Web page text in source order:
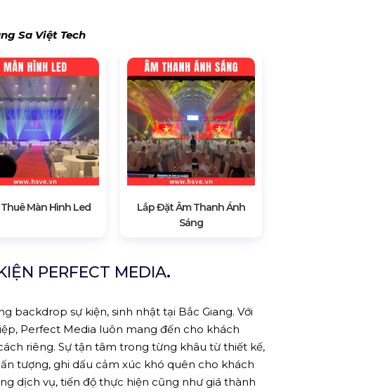
Sa Việt Tech
Màn Hình Led
Lắp Đặt Âm Thanh Ánh
Sáng
PERFECT MEDIA.
backdrop sự kiện, sinh nhật tại Bắc Giang. Với
Perfect Media luôn mang đến cho khách
riêng. Sự tận tâm trong từng khâu từ thiết kế,
tượng, ghi dấu cảm xúc khó quên cho khách
dịch vụ, tiến độ thực hiện cũng như giá thành